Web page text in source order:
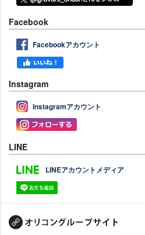
Facebook
Facebookアカウント
Instagram
Instagramアカウント
LINE
LINEアカウントメディア